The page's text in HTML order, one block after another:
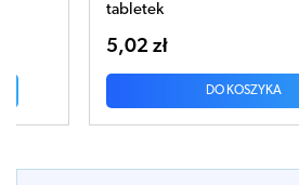
tabletek
8,51 zł
DO KOSZYKA